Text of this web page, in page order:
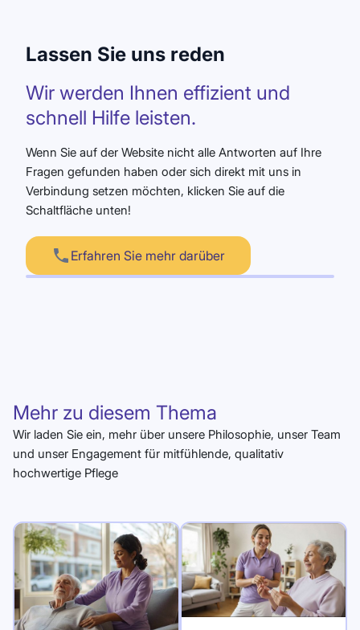
Lassen Sie uns reden
Wir werden Ihnen effizient und
schnell Hilfe leisten.
Wenn Sie auf der Website nicht alle Antworten auf Ihre
Fragen gefunden haben oder sich direkt mit uns in
Verbindung setzen möchten, klicken Sie auf die
Schaltfläche unten!
Erfahren Sie mehr darüber
Mehr zu diesem Thema
Wir laden Sie ein, mehr über unsere Philosophie, unser Team
und unser Engagement für mitfühlende, qualitativ
hochwertige Pflege